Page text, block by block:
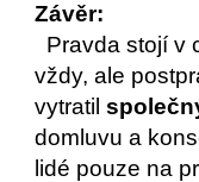
Závěr:
vždy, ale
vytratil
domluvu a
lidé pouze na